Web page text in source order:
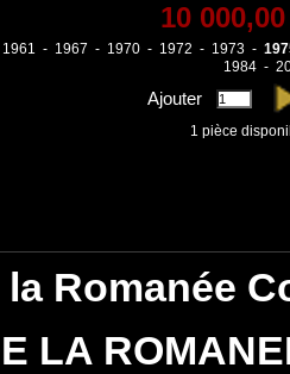
10
1961 - 1967 - 1970 - 1972 - 1973 -
1984 -
Ajouter
1 pièce
Romanée
LA